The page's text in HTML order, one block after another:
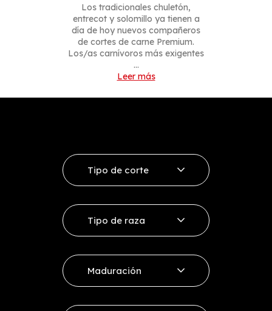
Los tradicionales chuletón,
entrecot y solomillo ya tienen a
día de hoy nuevos compañeros
de cortes de carne Premium.
Los/as carnívoros más exigentes
...
Leer más
Tipo de corte
Tipo de raza
Maduración